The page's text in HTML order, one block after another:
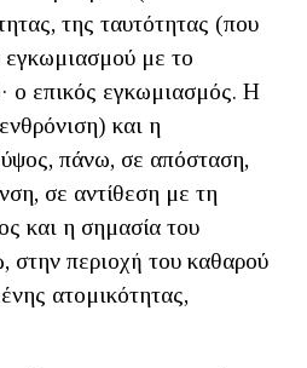
της ταυτότητας (που
εγκωμιασμού με το
ο επικός εγκωμιασμός. Η
και η
πάνω, σε απόσταση,
σε αντίθεση με τη
και η σημασία του
στην περιοχή του καθαρού
ατομικότητας,